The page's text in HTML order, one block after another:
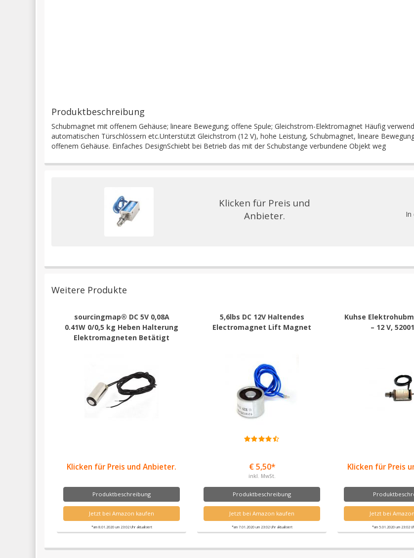
Produktbeschreibung
Schubmagnet mit offenem Gehäuse; lineare Bewegung; offene Spule; Gleichstrom-Elektromagnet Häufig
automatischen Türschlössern etc.Unterstützt Gleichstrom (12 V), hohe Leistung, Schubmagnet, lineare
offenem Gehäuse. Einfaches DesignSchiebt bei Betrieb das mit der Schubstange verbundene Objekt weg
Klicken für Preis und
Anbieter.
In
Weitere Produkte
sourcingmap® DC 5V 0,08A
0.41W 0/0,5 kg Heben Halterung
Elektromagneten Betätigt
Klicken für Preis und Anbieter.
Produktbeschreibung
Jetzt bei Amazon kaufen
*am 8.01.2020 um 23:02 Uhr aktualisiert
5,6lbs DC 12V Haltendes
Electromagnet Lift Magnet
€ 5,50*
inkl. MwSt.
Produktbeschreibung
Jetzt bei Amazon kaufen
*am 7.01.2020 um 23:02 Uhr aktualisiert
Kuhse
– 12 V,
Klicken für Preis
Jetzt bei
*am 5.01.2020 um 23:02